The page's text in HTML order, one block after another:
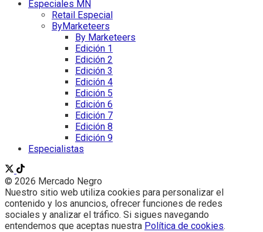
Especiales MN
Retail Especial
ByMarketeers
By Marketeers
Edición 1
Edición 2
Edición 3
Edición 4
Edición 5
Edición 6
Edición 7
Edición 8
Edición 9
Especialistas
© 2026 Mercado Negro
Nuestro sitio web utiliza cookies para personalizar el
contenido y los anuncios, ofrecer funciones de redes
sociales y analizar el tráfico. Si sigues navegando
entendemos que aceptas nuestra Política de cookies.